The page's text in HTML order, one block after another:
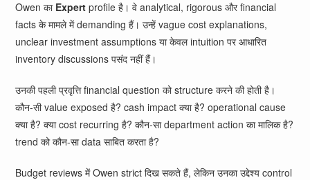
Owen का Expert profile है। वे analytical, rigorous और financial
facts के मामले में demanding हैं। उन्हें vague cost explanations,
unclear investment assumptions या केवल intuition पर आधारित
inventory discussions पसंद नहीं हैं।
उनकी पहली प्रवृत्ति financial question को structure करने की होती है।
कौन-सी value exposed है? cash impact क्या है? operational cause
क्या है? क्या cost recurring है? कौन-सा department action का मालिक है?
trend को कौन-सा data साबित करता है?
Budget reviews में Owen strict दिख सकते हैं, लेकिन उनका उद्देश्य control